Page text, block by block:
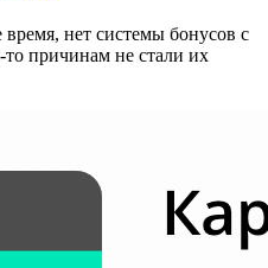
время, нет системы бонусов c
причинам не стали их